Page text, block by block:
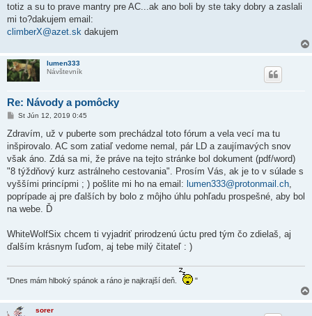
p
e
o
totiz a su to prave mantry pre AC...ak ano boli by ste taky dobry a zaslali
mi to?dakujem email:
climberX@azet.sk dakujem
lumen333
Návštevník
Re: Návody a pomôcky
P
í
p
e
o
k
St Jún 12, 2019 0:45
Zdravím, už v puberte som prechádzal toto fórum a vela vecí ma tu
inšpirovalo. AC som zatiaľ vedome nemal, pár LD a zaujímavých snov
však áno. Zdá sa mi, že práve na tejto stránke bol dokument (pdf/word)
"8 týždňový kurz astrálneho cestovania". Prosím Vás, ak je to v súlade s
vyššími princípmi ; ) pošlite mi ho na email: lumen333@protonmail.ch,
poprípade aj pre ďalších by bolo z môjho úhlu pohľadu prospešné, aby bol
na webe. Ď
WhiteWolfSix chcem ti vyjadriť prirodzenú úctu pred tým čo zdielaš, aj
ďalším krásnym ľuďom, aj tebe milý čitateľ : )
"Dnes mám hlboký spánok a ráno je najkrajší deň. "
sorer